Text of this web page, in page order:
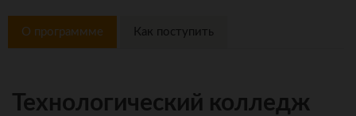
О программме Как поступить
Технологический колледж